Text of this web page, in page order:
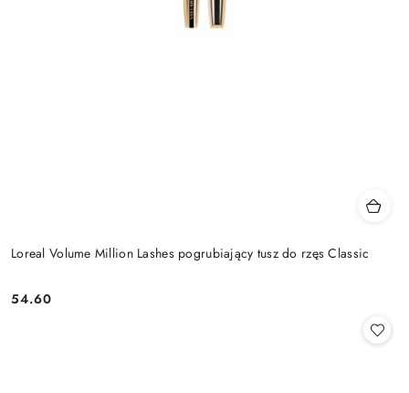
Loreal Volume Million Lashes pogrubiający tusz do rzęs Classic
Cena:
54.60